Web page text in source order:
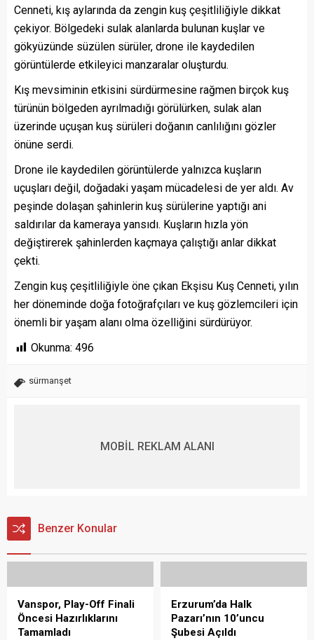
Cenneti, kış aylarında da zengin kuş çeşitliliğiyle dikkat
çekiyor. Bölgedeki sulak alanlarda bulunan kuşlar ve
gökyüzünde süzülen sürüler, drone ile kaydedilen
görüntülerde etkileyici manzaralar oluşturdu.
Kış mevsiminin etkisini sürdürmesine rağmen birçok kuş
türünün bölgeden ayrılmadığı görülürken, sulak alan
üzerinde uçuşan kuş sürüleri doğanın canlılığını gözler
önüne serdi.
Drone ile kaydedilen görüntülerde yalnızca kuşların
uçuşları değil, doğadaki yaşam mücadelesi de yer aldı. Av
peşinde dolaşan şahinlerin kuş sürülerine yaptığı ani
saldırılar da kameraya yansıdı. Kuşların hızla yön
değiştirerek şahinlerden kaçmaya çalıştığı anlar dikkat
çekti.
Zengin kuş çeşitliliğiyle öne çıkan Ekşisu Kuş Cenneti, yılın
her döneminde doğa fotoğrafçıları ve kuş gözlemcileri için
önemli bir yaşam alanı olma özelliğini sürdürüyor.
Okunma: 496
sürmanşet
MOBİL REKLAM ALANI
Benzer Konular
Vanspor, Play-Off Finali
Öncesi Hazırlıklarını
Tamamladı
Erzurum’da Halk
Pazarı’nın 10’uncu
Şubesi Açıldı